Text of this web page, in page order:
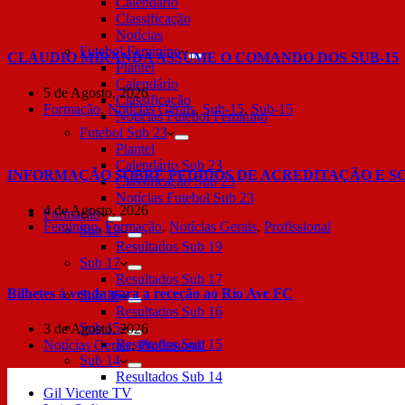
Classificação
Notícias
Futebol Feminino
Plantel
Calendário
Classificação
Notícias Futebol Feminino
Futebol Sub 23
Plantel
Calendário Sub 23
Classificação Sub 23
Notícias Futebol Sub 23
Formação
Sub 19
Resultados Sub 19
Sub 17
Resultados Sub 17
Sub 16
Resultados Sub 16
Sub 15
Resultados Sub 15
Sub 14
Resultados Sub 14
Gil Vicente TV
CLÁUDIO MIRANDA ASSUME O COMANDO DOS SUB-15
5 de Agosto, 2026
Formação, Notícias Gerais, Sub-15,Sub-15
INFORMAÇÃO SOBRE PEDIDOS DE ACREDITAÇÃO E
4 de Agosto, 2026
Feminino,Formação, Notícias Gerais, Profissional
Bilhetes à venda para a receção ao Rio Ave FC
3 de Agosto, 2026
Notícias Gerais,Profissional